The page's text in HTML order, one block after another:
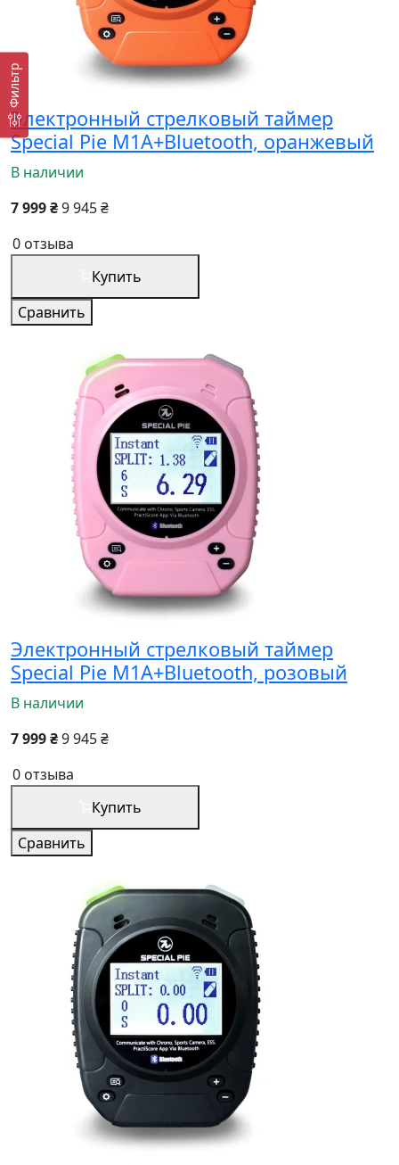
Фильтр
Электронный стрелковый таймер
Special Pie M1A+Bluetooth, оранжевый
В наличии
7 999 ₴9 945 ₴
0 отзыва
Купить
Сравнить
Электронный стрелковый таймер
Special Pie M1A+Bluetooth, розовый
В наличии
7 999 ₴9 945 ₴
0 отзыва
Купить
Сравнить